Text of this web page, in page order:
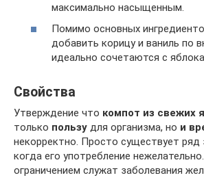
максимально насыщенным.
Помимо основных
добавить корицу и ваниль по
идеально сочетаются с
Свойства
Утверждение что компот из свежих
только пользу для организма, но и
некорректно. Просто существует ряд
когда его употребление
ограничением служат заболевания